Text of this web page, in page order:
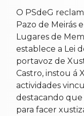
O PSdeG
Pazo de Meirás
Lugares de
establece a Lei
portavoz de
Castro, instou á
actividades
destacando que
para facer